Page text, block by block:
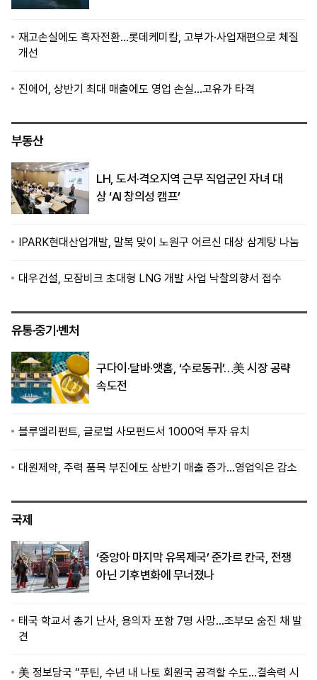
재고손실에도 흑자전환…롯데케미칼, 고부가·사업재편으로 체질
개선
진에어, 상반기 최대 매출에도 영업 손실…고유가 타격
부동산
LH, 도서·격오지역 근무 직업군인 자녀 대
상 ‘AI 창의성 캠프’
IPARK현대산업개발, 말복 맞이 노원구 어르신 대상 삼계탕 나눔
대우건설, 모잠비크 초대형 LNG 개발 사업 낙찰의향서 접수
유통·중기·벤처
구다이·달바·앳홈, ‘수로동귀’…美 시장 공략
속도전
블루엘리펀트, 글로벌 사모펀드서 1000억 투자 유치
대원제약, 주력 품목 부진에도 상반기 매출 증가…영업익은 감소
국제
‘중앙아 마지막 유목제국’ 준가르 칸국, 전쟁
아닌 기후변화에 무너졌나
태국 학교서 총기 난사, 용의자 포함 7명 사망…조부모 숨진 채 발
견
美 정보당국 “푸틴, 수년 내 나토 회원국 공격할 수도…결속력 시